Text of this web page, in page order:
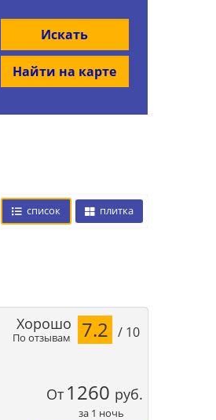
Искать
Найти на карте
список плитка
По отзывам
Хорошо 7.2 / 10
От 1260 руб.
за 1 ночь